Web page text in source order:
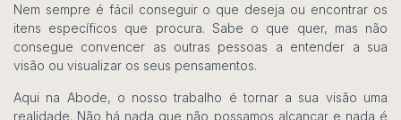
Nem sempre é fácil conseguir o que deseja ou encontrar os
itens específicos que procura. Sabe o que quer, mas não
consegue convencer as outras pessoas a entender a sua
visão ou visualizar os seus pensamentos.
Aqui na Abode, o nosso trabalho é tornar a sua visão uma
realidade. Não há nada que não possamos alcançar e nada é